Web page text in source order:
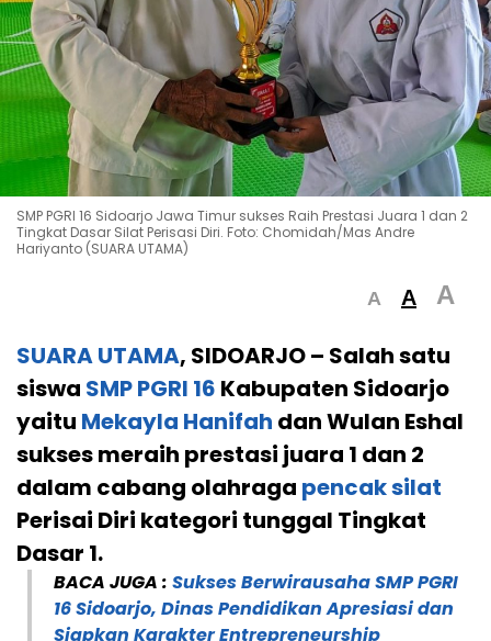
SMP PGRI 16 Sidoarjo Jawa Timur sukses Raih Prestasi Juara 1 dan 2
Tingkat Dasar Silat Perisasi Diri. Foto: Chomidah/Mas Andre
Hariyanto (SUARA UTAMA)
A A A
SUARA UTAMA, SIDOARJO – Salah satu
siswa SMP PGRI 16 Kabupaten Sidoarjo
yaitu Mekayla Hanifah dan Wulan Eshal
sukses meraih prestasi juara 1 dan 2
dalam cabang olahraga pencak silat
Perisai Diri kategori tunggal Tingkat
Dasar 1.
BACA JUGA : Sukses Berwirausaha SMP PGRI
16 Sidoarjo, Dinas Pendidikan Apresiasi dan
Siapkan Karakter Entrepreneurship